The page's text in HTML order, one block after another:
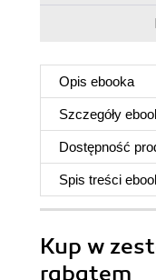
Opis ebooka
Szczegóły
Dostępność
Spis treści
Kup w
rabatem